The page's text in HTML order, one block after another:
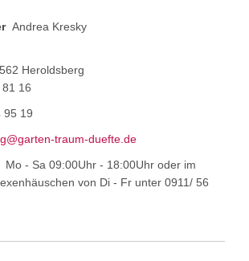
Andrea Kresky
Heroldsberg
16
95 19
traum-duefte.de
Mo - Sa 09:00Uhr - 18:00Uhr oder im
von Di - Fr unter 0911/ 56